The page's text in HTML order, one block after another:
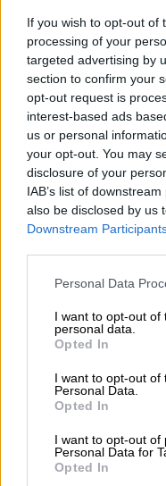
If you wish to opt-out of
processing of your
targeted advertising by
section to confirm your
opt-out request is
interest-based ads
us or personal
your opt-out. You may
disclosure of your
IAB’s list of
also be disclosed by us
Downstream
Please note that this
not limited to your visit
grant or deny consent
use your data for below
consent section.
Personal Data
I want to opt-out of
personal data.
Opted In
I want to opt-out of
Personal Data.
Opted In
I want to opt-out of
Personal Data for
Opted In
Ο δημιουργός
Paramount «The
αμερικανικού
φαίνεται να
πινελιές και
και τις
Ρωσίας.
cosmote_tv_the-
Η σειρά που